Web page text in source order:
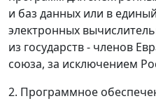
и баз данных или в
электронных
из государств - членов
союза, за исключением
2. Программное